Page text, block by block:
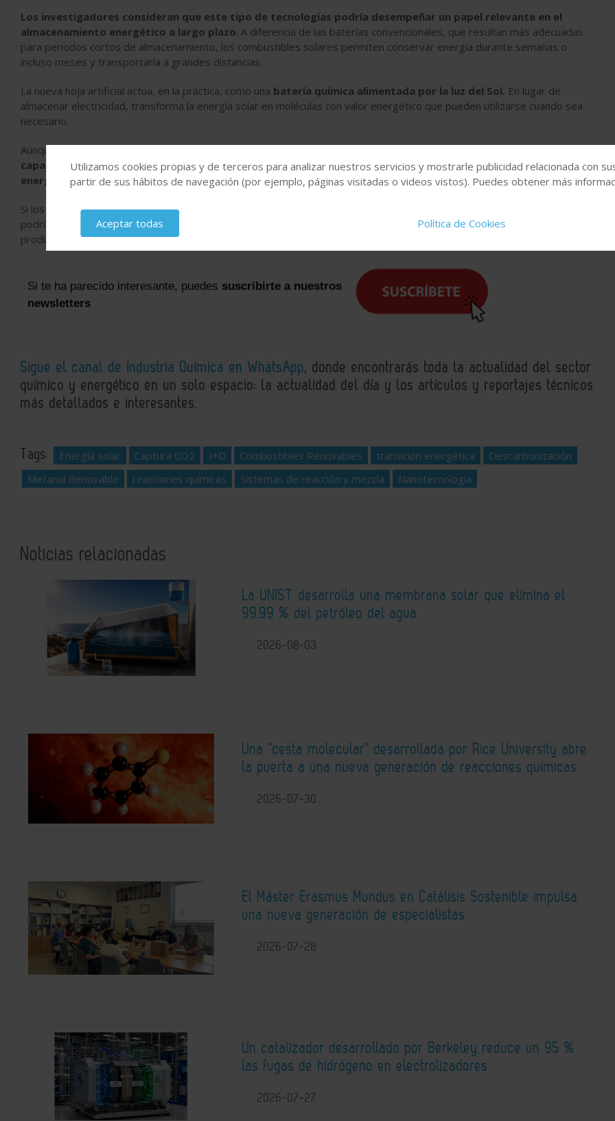
Los investigadores consideran que este tipo de tecnologías podría desempeñar un papel relevante en el
almacenamiento energético a largo plazo. A diferencia de las baterías convencionales, que resultan más adecuadas
para periodos cortos de almacenamiento, los combustibles solares permiten conservar energía durante semanas o
incluso meses y transportarla a grandes distancias.
La nueva hoja artificial actúa, en la práctica, como una batería química alimentada por la luz del Sol. En lugar de
almacenar electricidad, transforma la energía solar en moléculas con valor energético que pueden utilizarse cuando sea
necesario.
Aunque la tecnología todavía se encuentra en fase experimental,
capaces de combinar captura de carbono, producción de combustibles renovables y almacenamiento
energético en un único sistema integrado.
Si los próximos desarrollos logran escalar la tecnología y reducir sus costes, esta nueva generación de hojas artificiales
podría convertirse en unaherramienta clave para reducir la dependencia de los combustibles fósiles
producción de metanol verde y avanzar hacia una economía basada en la reutilización del carbono.
Si te ha parecido interesante, puedes suscribirte a nuestros
newsletters
Sigue el canal de Industria Química en WhatsApp, donde encontrarás toda la actualidad del sector
químico y energético en un solo espacio: la actualidad del día y los artículos y reportajes técnicos
más detallados e interesantes.
Tags: Energía solar Captura CO2 I+D Combustibles Renovables transición energética
Descarbonización
Metanol Renovable
reacciones químicas Sistemas de reacción y mezcla Nanotecnología
Noticias relacionadas
La UNIST desarrolla una membrana solar que elimina el
99,99 % del petróleo del agua
2026-08-03
Una “cesta molecular” desarrollada por Rice University abre
la puerta a una nueva generación de reacciones químicas
2026-07-30
El Máster Erasmus Mundus en Catálisis Sostenible impulsa
una nueva generación de especialistas
2026-07-28
Un catalizador desarrollado por Berkeley reduce un 95 %
las fugas de hidrógeno en electrolizadores
2026-07-27
Utilizamos cookies propias y de terceros para analizar nuestros servicios y mostrarle publicidad relacionada con
partir de sus hábitos de navegación (por ejemplo, páginas visitadas o videos vistos). Puedes obtener más
Aceptar todas Política de Cookies